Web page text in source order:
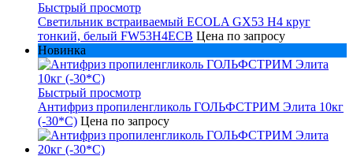
Быстрый просмотр
Светильник встраиваемый ECOLA GX53 H4 круг
тонкий, белый FW53H4ECB Цена по запросу
Новинка
Быстрый просмотр
Антифриз пропиленгликоль ГОЛЬФСТРИМ Элита 10кг
(-30*С) Цена по запросу